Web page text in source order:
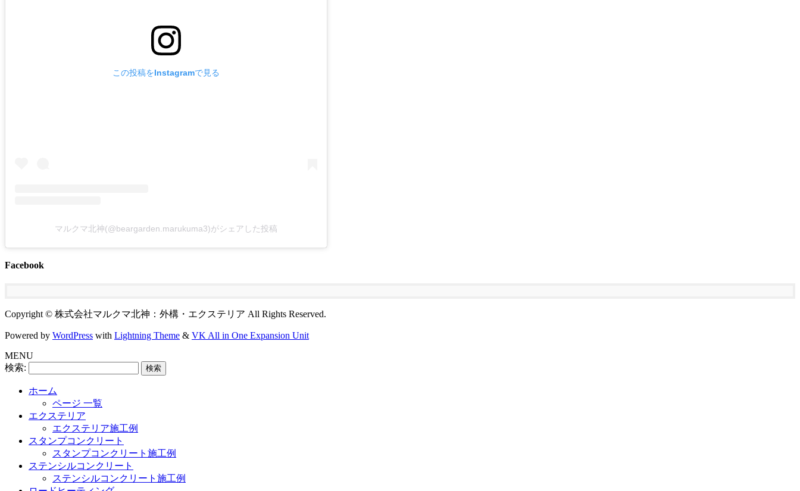
この投稿をInstagramで見る
マルクマ北神(@beargarden.marukuma3)がシェアした投稿
Facebook
Copyright © 株式会社マルクマ北神：外構・エクステリア All Rights Reserved.
Powered by WordPress with Lightning Theme & VK All in One Expansion Unit
MENU
検索:
ホーム
ページ 一覧
エクステリア
エクステリア施工例
スタンプコンクリート
スタンプコンクリート施工例
ステンシルコンクリート
ステンシルコンクリート施工例